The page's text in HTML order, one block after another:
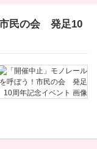
市民の会 発足10